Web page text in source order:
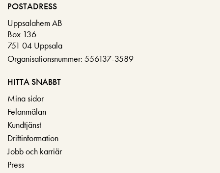
POSTADRESS
Uppsalahem AB
Box 136
751 04 Uppsala
Organisationsnummer: 556137-3589
HITTA SNABBT
Mina sidor
Felanmälan
Kundtjänst
Driftinformation
Jobb och karriär
Press